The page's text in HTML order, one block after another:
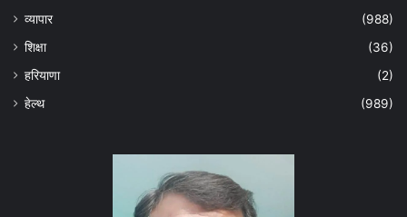
व्यापार
(988)
शिक्षा
(36)
हरियाणा
(2)
हेल्‍थ
(989)